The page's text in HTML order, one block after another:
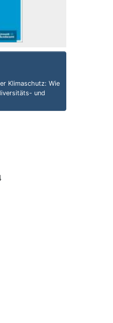
Klimaschutz: Wie
und